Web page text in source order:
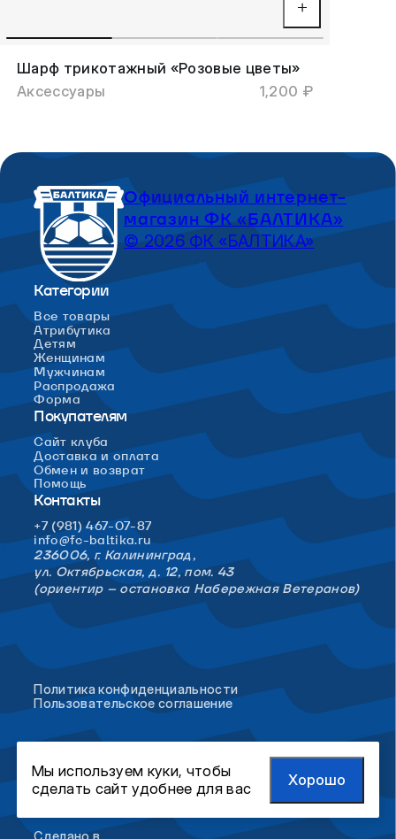
Шарф трикотажный «Розовые цветы»
Аксессуары
1,200 ₽
Официальный интернет-
магазин ФК «БАЛТИКА»
© 2026 ФК «БАЛТИКА»
Категории
Все товары
Атрибутика
Детям
Женщинам
Мужчинам
Распродажа
Форма
Покупателям
Сайт клуба
Доставка и оплата
Обмен и возврат
Помощь
Контакты
+7 (981) 467-07-87
info@fc-baltika.ru
236006, г. Калининград,
ул. Октябрьская, д. 12, пом. 43
(ориентир – остановка Набережная Ветеранов)
Политика конфиденциальности
Пользовательское соглашение
Мы используем куки, чтобы
сделать сайт удобнее для вас
Хорошо